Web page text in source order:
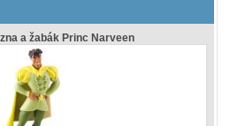
a žabák Princ Narveen